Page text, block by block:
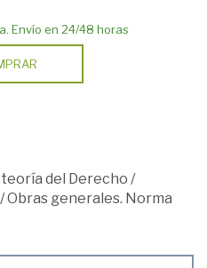
Envío en 24/48 horas
teoría del Derecho /
/Obras generales. Norma